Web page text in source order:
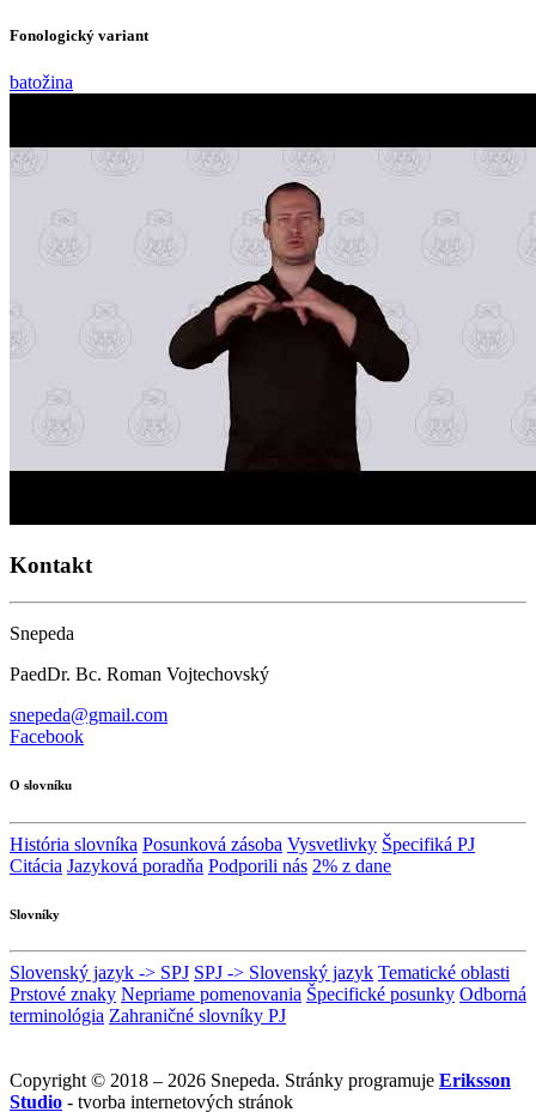
Fonologický variant
batožina
Kontakt
Snepeda
PaedDr. Bc. Roman Vojtechovský
snepeda@gmail.com
Facebook
O slovníku
História slovníka Posunková zásoba Vysvetlivky Špecifiká PJ
Citácia Jazyková poradňa Podporili nás 2% z dane
Slovníky
Slovenský jazyk -> SPJ SPJ -> Slovenský jazyk Tematické oblasti
Prstové znaky Nepriame pomenovania Špecifické posunky Odborná
terminológia Zahraničné slovníky PJ
Copyright © 2018 – 2026 Snepeda. Stránky programuje Eriksson
Studio - tvorba internetových stránok